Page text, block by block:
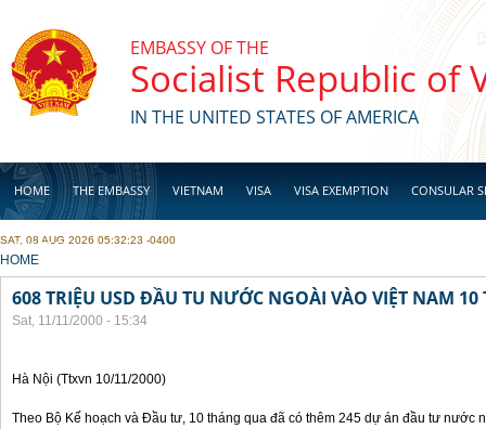
EMBASSY OF THE
Socialist Republic of
IN THE UNITED STATES OF AMERICA
HOME THE EMBASSY VIETNAM VISA VISA EXEMPTION CONSULAR
BUSINESS
SAT, 08 AUG 2026 05:32:23 -0400
YOU ARE HERE
HOME
608 TRIỆU USD ĐẦU TU NƯỚC NGOÀI VÀO VIỆT NAM 10
Sat, 11/11/2000 - 15:34
Hà Nội (Ttxvn 10/11/2000)
Theo Bộ Kế hoạch và Đầu tư, 10 tháng qua đã có thêm 245 dự án đầu tư nước